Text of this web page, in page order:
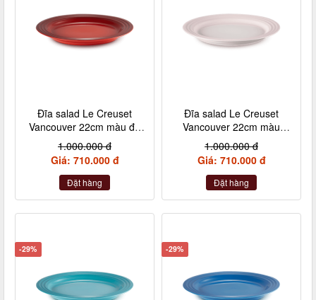
Đĩa salad Le Creuset
Vancouver 22cm màu đỏ
cheery
1.000.000 đ
Giá: 710.000 đ
Đặt hàng
Đĩa salad Le Creuset
Vancouver 22cm màu
hồng vỏ sò
1.000.000 đ
Giá: 710.000 đ
Đặt hàng
-29% -29%